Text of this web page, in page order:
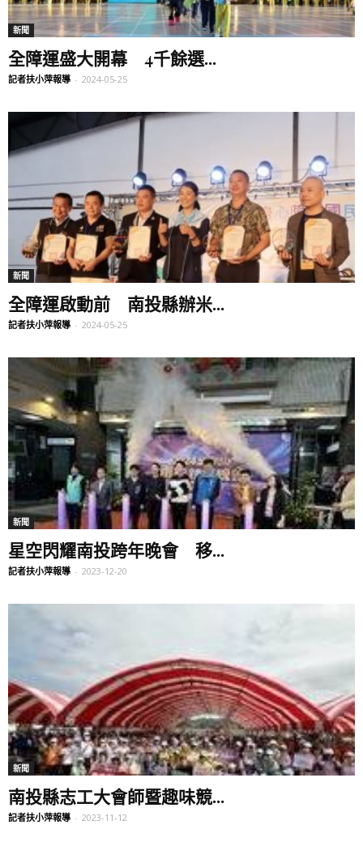
新聞
全障運盛大開幕 4千餘選...
記者扶小萍報導 - 2024-05-25
新聞
全障運啟動前 南投縣辦米...
記者扶小萍報導 - 2024-05-25
新聞
星空閃耀南投跨年晚會 移...
記者扶小萍報導 - 2023-12-20
新聞
南投縣志工大會師暨趣味競...
記者扶小萍報導 - 2023-11-12